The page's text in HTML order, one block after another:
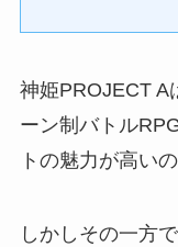
神姫PROJECT A
ーン制バトル
トの魅力が高い
しかしその一方